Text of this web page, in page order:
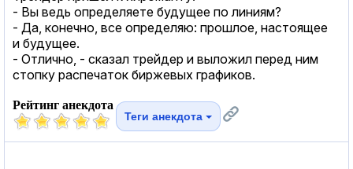
- Вы ведь определяете будущее по линиям?
- Да, конечно, все определяю: прошлое, настоящее
и будущее.
- Отлично, - сказал трейдер и выложил перед ним
стопку распечаток биржевых графиков.
Рейтинг анекдота
Теги анекдота